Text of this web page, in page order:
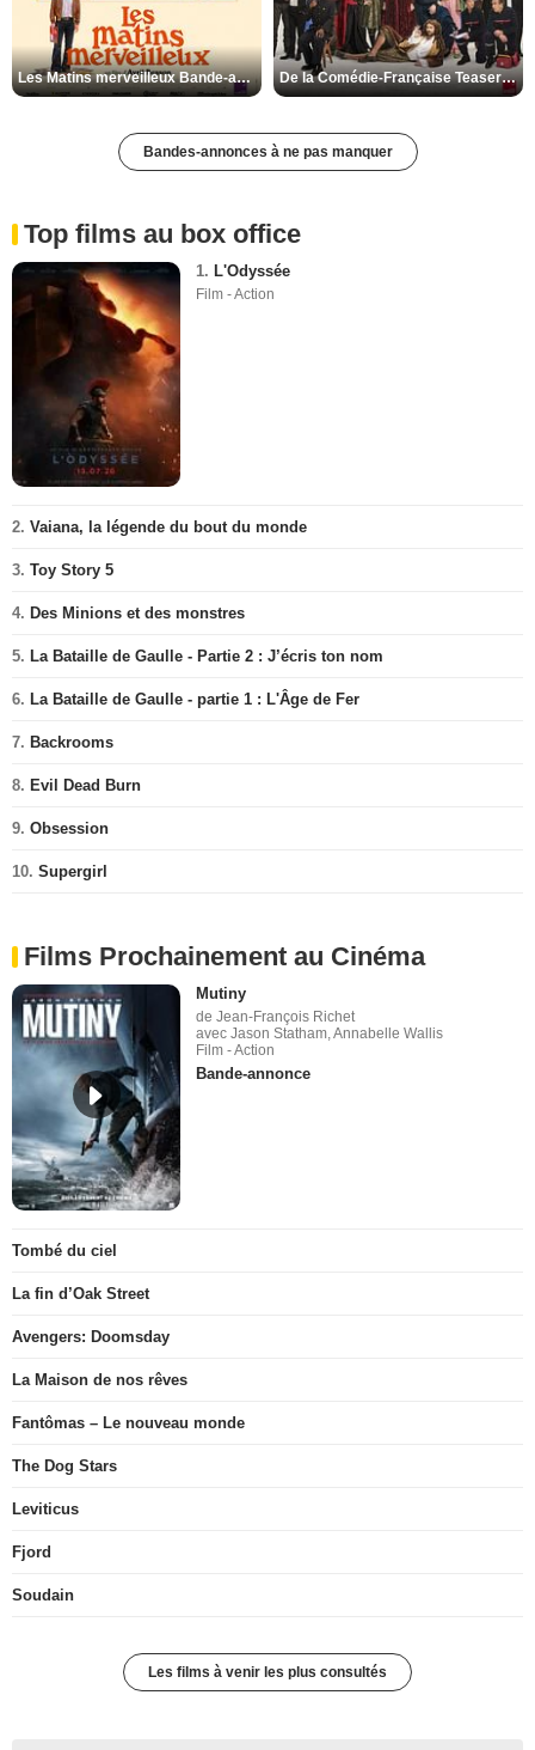
Les Matins merveilleux Bande-annonce VF De la Comédie-Française Teaser VF
Bandes-annonces à ne pas manquer
Top films au box office
1. L'Odyssée
Film - Action
2. Vaiana, la légende du bout du monde
3. Toy Story 5
4. Des Minions et des monstres
5. La Bataille de Gaulle - Partie 2 : J’écris ton nom
6. La Bataille de Gaulle - partie 1 : L'Âge de Fer
7. Backrooms
8. Evil Dead Burn
9. Obsession
10. Supergirl
Films Prochainement au Cinéma
Mutiny
de Jean-François Richet
avec Jason Statham, Annabelle Wallis
Film - Action
Bande-annonce
Tombé du ciel
La fin d’Oak Street
Avengers: Doomsday
La Maison de nos rêves
Fantômas – Le nouveau monde
The Dog Stars
Leviticus
Fjord
Soudain
Les films à venir les plus consultés